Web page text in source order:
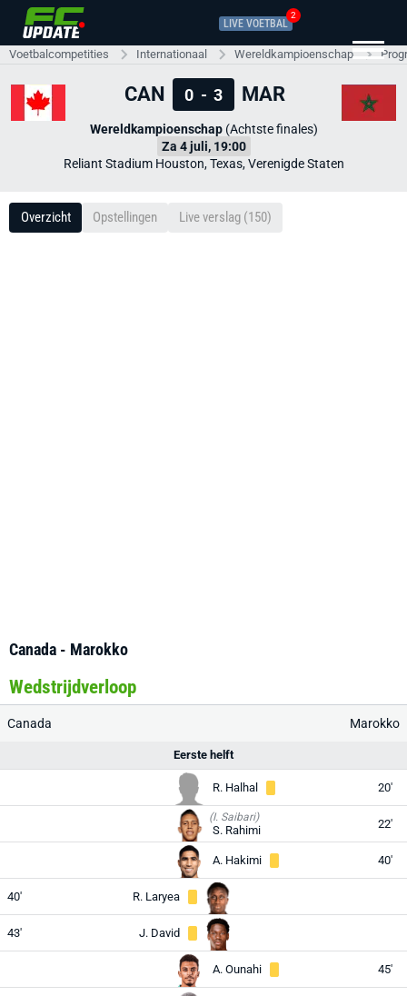
LIVE VOETBAL
2
Voetbalcompetities Internationaal Wereldkampioenschap
CAN 0 - 3 MAR
Wereldkampioenschap(Achtste finales)
Za 4 juli, 19:00
Reliant Stadium Houston, Texas, Verenigde Staten
Overzicht Opstellingen Live verslag (150)
Canada - Marokko
Wedstrijdverloop
Canada Marokko
Eerste helft
R. Halhal 20'
(I. Saibari)
S. Rahimi 22'
A. Hakimi 40'
40' R. Laryea
43' J. David
A. Ounahi 45'